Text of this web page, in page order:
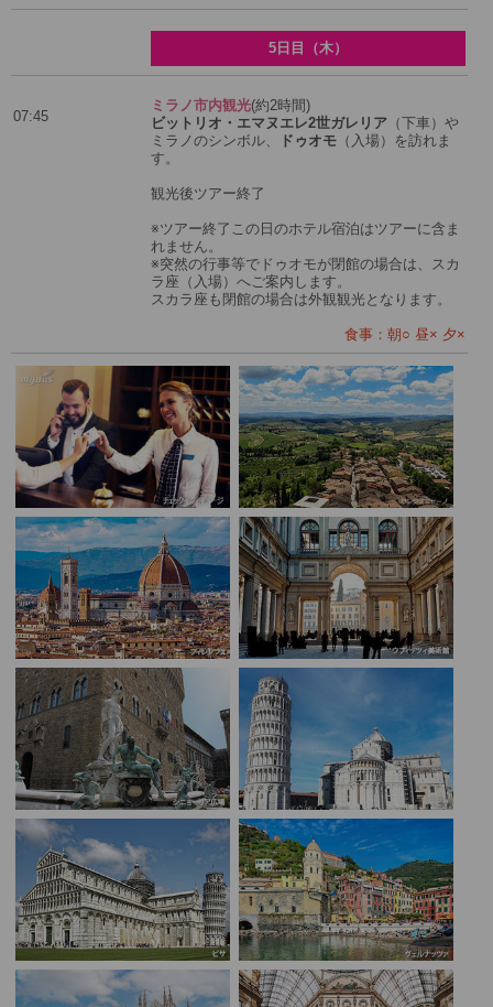
5日目（木）
07:45
ミラノ市内観光(約2時間)
ビットリオ・エマヌエレ2世ガレリア （下車）や
ミラノのシンボル、
ドゥオモ （入場）を訪れま
す。
観光後ツアー終了
※ツアー終了この日のホテル宿泊はツアーに含ま
れません。
※突然の行事等でドゥオモが閉館の場合は、スカ
ラ座（入場）へご案内します。
スカラ座も閉館の場合は外観観光となります。
食事：朝○ 昼× 夕×